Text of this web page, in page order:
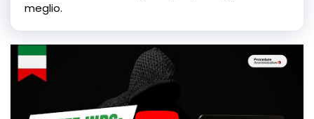
meglio.